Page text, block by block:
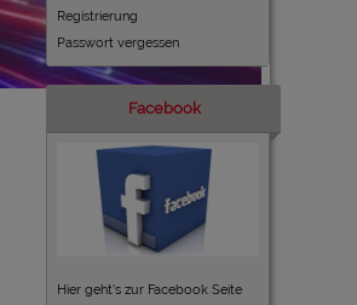
Registrierung
Passwort vergessen
Facebook
Hier geht's zur Facebook Seite